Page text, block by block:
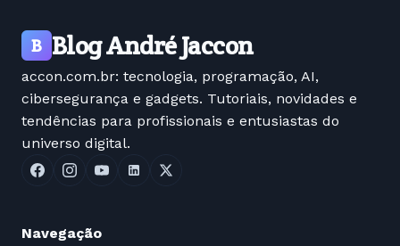
B Blog André Jaccon
accon.com.br: tecnologia, programação, AI,
cibersegurança e gadgets. Tutoriais, novidades e
tendências para profissionais e entusiastas do
universo digital.
Navegação